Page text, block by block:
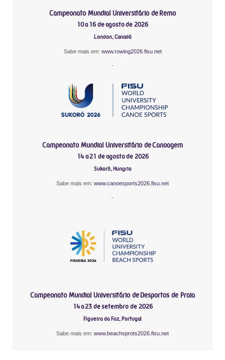
Campeonato Mundial Universitário de Remo
10 a 16 de agosto de 2026
London, Canadá
Sabe mais em: www.rowing2026.fisu.net
-
Campeonato Mundial Universitário de Canoagem
14 a 21 de agosto de 2026
Sukoró, Hungria
Sabe mais em: www.canoesports2026.fisu.net
-
Campeonato Mundial Universitário de Desportos de Praia
14 a 23 de setembro de 2026
Figueira da Foz, Portugal
Sabe mais em: www.beachsprots2026.fisu.net